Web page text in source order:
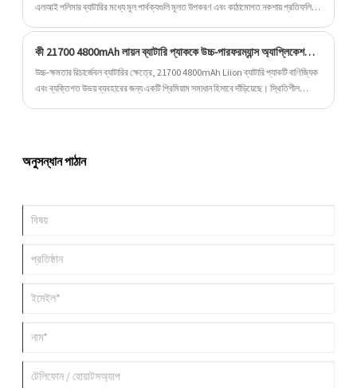
এলআই পলিমার ব্যাটারির মধ্যে মূল পার্থক্যগুলি মূলত উপকরণ এবং কাঠামোগত নকশায় প্রতিফলিত
কী 21700 4800mAh লায়ন ব্যাটারি প্যাককে উচ্চ-পারফরম্যান্স অ্যাপ্লিকেশনের জন্য একটি শীর্ষ পছন্দ করে?
উচ্চ-ক্ষমতার রিচার্জেবল ব্যাটারির ক্ষেত্রে, 21700 4800mAh Liion ব্যাটারি প্যাকটি বাণিজ্যিক
এবং ব্যক্তিগত উভয় ব্যবহারের জন্য একটি প্রিমিয়াম সমাধান হিসাবে দাঁড়িয়েছে। স্থিতিশীল
আপনাকে এই উচ্চ-পারফরম্যান্স ব্যাটারি সমাধানের জন্য একটি বিস্তৃত নির্দেশিকা প্রদান করে।
অনুসন্ধান পাঠান